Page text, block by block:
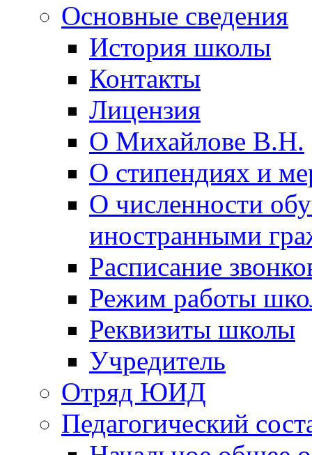
Основные сведения
История школы
Контакты
Лицензия
О Михайлове В.Н.
О стипендиях и
О численности
иностранными
Расписание
Режим работы
Реквизиты школы
Учредитель
Отряд ЮИД
Педагогический